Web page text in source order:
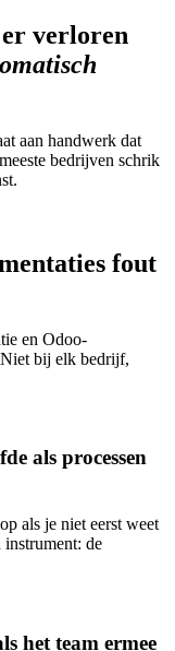
verloren
aan handwerk dat
bedrijven schrik
fout
en Odoo-
bij elk bedrijf,
als processen
als je niet eerst weet
instrument: de
het team ermee